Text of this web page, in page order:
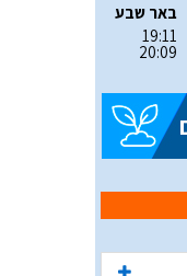
באר שבע
19:11
20:09